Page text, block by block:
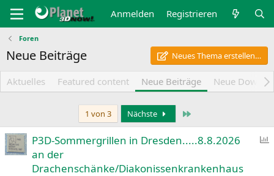
Anmelden Registrieren
Foren
Neue Beiträge Neues Thema erstellen…
Aktuelles Featured content Neue Beiträge Neue
1 von 3 Nächste
P3D-Sommergrillen in Dresden.....8.8.2026
an der
Drachenschänke/Diakonissenkrankenhaus